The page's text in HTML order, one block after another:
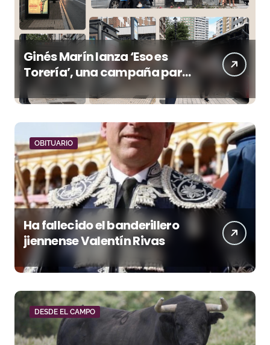
Ginés Marín lanza ‘Eso es
Torería’, una campaña para
reivindicar los valores del
toreo más allá del ruedo
OBITUARIO
Ha fallecido el banderillero
jiennense Valentín Rivas
DESDE EL CAMPO